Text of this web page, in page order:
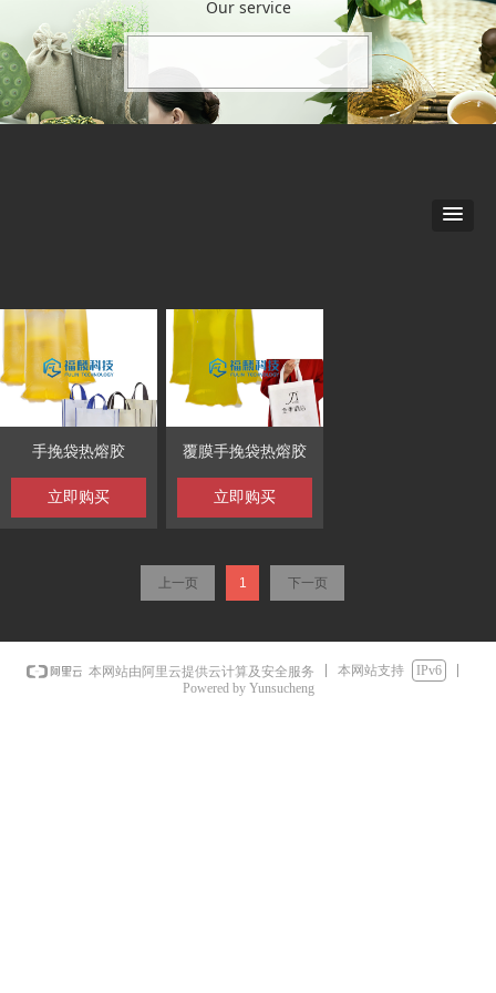
Our service
手挽袋热熔胶
立即购买
覆膜手挽袋热熔胶
立即购买
上一页 1 下一页
本网站由阿里云提供云计算及安全服务 本网站支持
IPv6
Powered by Yunsucheng